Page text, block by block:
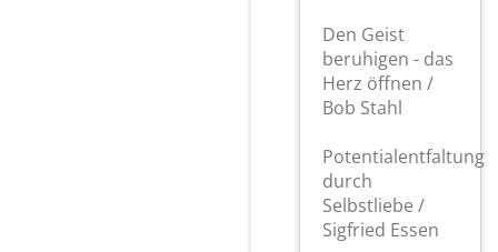
Den Geist
beruhigen - das
Herz öffnen /
Bob Stahl
Potentialentfaltung
durch
Selbstliebe /
Sigfried Essen